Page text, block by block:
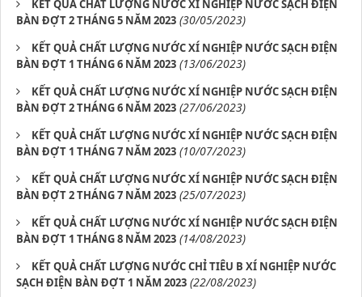
KẾT QUẢ CHẤT LƯỢNG NƯỚC XÍ NGHIỆP NƯỚC SẠCH ĐIỆN
BÀN ĐỢT 2 THÁNG 5 NĂM 2023 (30/05/2023)
KẾT QUẢ CHẤT LƯỢNG NƯỚC XÍ NGHIỆP NƯỚC SẠCH ĐIỆN
BÀN ĐỢT 1 THÁNG 6 NĂM 2023 (13/06/2023)
KẾT QUẢ CHẤT LƯỢNG NƯỚC XÍ NGHIỆP NƯỚC SẠCH ĐIỆN
BÀN ĐỢT 2 THÁNG 6 NĂM 2023 (27/06/2023)
KẾT QUẢ CHẤT LƯỢNG NƯỚC XÍ NGHIỆP NƯỚC SẠCH ĐIỆN
BÀN ĐỢT 1 THÁNG 7 NĂM 2023 (10/07/2023)
KẾT QUẢ CHẤT LƯỢNG NƯỚC XÍ NGHIỆP NƯỚC SẠCH ĐIỆN
BÀN ĐỢT 2 THÁNG 7 NĂM 2023 (25/07/2023)
KẾT QUẢ CHẤT LƯỢNG NƯỚC XÍ NGHIỆP NƯỚC SẠCH ĐIỆN
BÀN ĐỢT 1 THÁNG 8 NĂM 2023 (14/08/2023)
KẾT QUẢ CHẤT LƯỢNG NƯỚC CHỈ TIÊU B XÍ NGHIỆP NƯỚC
SẠCH ĐIỆN BÀN ĐỢT 1 NĂM 2023 (22/08/2023)